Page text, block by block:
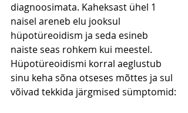
diagnoosimata. Kaheksast ühel 1
naisel areneb elu jooksul
hüpotüreoidism ja seda esineb
naiste seas rohkem kui meestel.
Hüpotüreoidismi korral aeglustub
sinu keha sõna otseses mõttes ja sul
võivad tekkida järgmised sümptomid: